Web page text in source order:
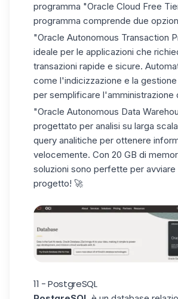
programma "Oracle Cloud Free
programma comprende due
"Oracle Autonomous Transaction
ideale per le applicazioni che
transazioni rapide e sicure.
come l'indicizzazione e la
per semplificare l'amministrazione
"Oracle Autonomous Data
progettato per analisi su larga
query analitiche per ottenere
velocemente. Con 20 GB di
soluzioni sono perfette per avviare
progetto! 🚀
11 - PostgreSQL